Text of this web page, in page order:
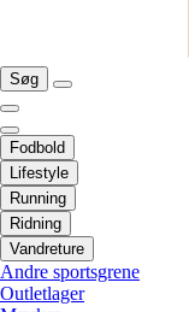
Søg
Fodbold
Lifestyle
Running
Ridning
Vandreture
Andre sportsgrene
Outletlager